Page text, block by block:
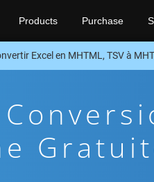
Products Purchase
Excel en MHTML, TSV à